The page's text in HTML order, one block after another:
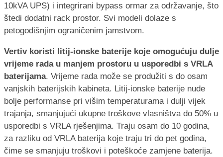
10kVA UPS) i integrirani bypass ormar za održavanje, što
štedi dodatni rack prostor. Svi modeli dolaze s
petogodišnjim ograničenim jamstvom.
Vertiv koristi litij-ionske baterije koje omogućuju dulje
vrijeme rada u manjem prostoru u usporedbi s VRLA
baterijama. Vrijeme rada može se produžiti s do osam
vanjskih baterijskih kabineta. Litij-ionske baterije nude
bolje performanse pri višim temperaturama i dulji vijek
trajanja, smanjujući ukupne troškove vlasništva do 50% u
usporedbi s VRLA rješenjima. Traju osam do 10 godina,
za razliku od VRLA baterija koje traju tri do pet godina,
čime se smanjuju troškovi i poteškoće zamjene baterija.